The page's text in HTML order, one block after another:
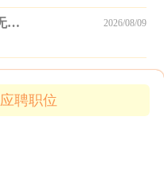
【常駐柬埔寨】大底带线主管(无经验或经验少也可)_更新至2025.10.6 2026/08/09
应聘职位